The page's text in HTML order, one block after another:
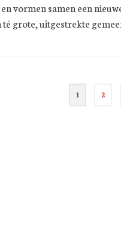
vormen samen een
té grote, uitgestrekte
1 2